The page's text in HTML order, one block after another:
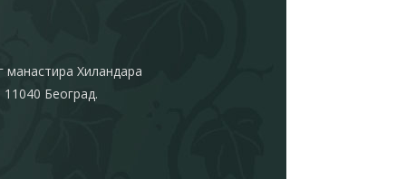
манастира Хиландара
Београд.